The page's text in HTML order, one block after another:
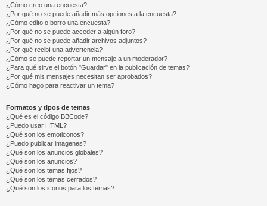
¿Cómo creo una encuesta?
¿Por qué no se puede añadir más opciones a la encuesta?
¿Cómo edito o borro una encuesta?
¿Por qué no se puede acceder a algún foro?
¿Por qué no se puede añadir archivos adjuntos?
¿Por qué recibí una advertencia?
¿Cómo se puede reportar un mensaje a un moderador?
¿Para qué sirve el botón "Guardar" en la publicación de temas?
¿Por qué mis mensajes necesitan ser aprobados?
¿Cómo hago para reactivar un tema?
Formatos y tipos de temas
¿Qué es el código BBCode?
¿Puedo usar HTML?
¿Qué son los emoticonos?
¿Puedo publicar imagenes?
¿Qué son los anuncios globales?
¿Qué son los anuncios?
¿Qué son los temas fijos?
¿Qué son los temas cerrados?
¿Qué son los iconos para los temas?